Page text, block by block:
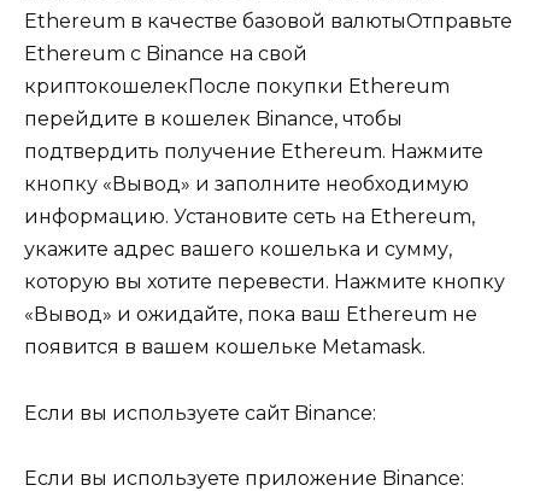
Ethereum в качестве базовой валютыОтправьте
Ethereum с Binance на свой
криптокошелекПосле покупки Ethereum
перейдите в кошелек Binance, чтобы
подтвердить получение Ethereum. Нажмите
кнопку «Вывод» и заполните необходимую
информацию. Установите сеть на Ethereum,
укажите адрес вашего кошелька и сумму,
которую вы хотите перевести. Нажмите кнопку
«Вывод» и ожидайте, пока ваш Ethereum не
появится в вашем кошельке Metamask.
Если вы используете сайт Binance:
Если вы используете приложение Binance: